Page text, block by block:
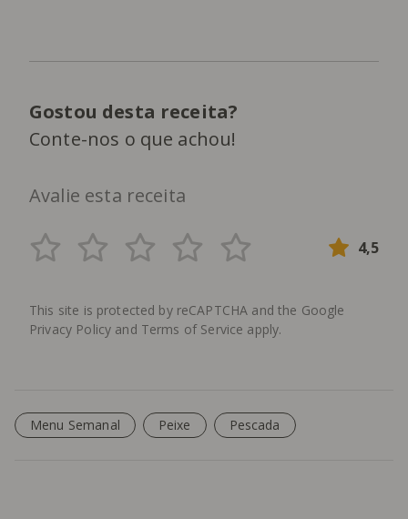
Gostou desta receita?
Conte-nos o que achou!
Avalie esta receita
4,5
This site is protected by reCAPTCHA and the Google
Privacy Policy and Terms of Service apply.
Menu Semanal Peixe Pescada